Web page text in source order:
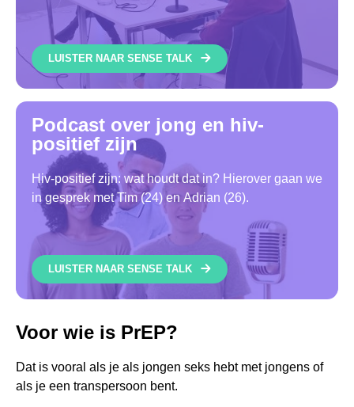
LUISTER NAAR SENSE TALK
Podcast over jong en hiv-
positief zijn
Hiv-positief zijn: wat houdt dat in? Hierover gaan we
in gesprek met Tim (24) en Adrian (26).
LUISTER NAAR SENSE TALK
Voor wie is PrEP?
Dat is vooral als je als jongen seks hebt met jongens of
als je een transpersoon bent.